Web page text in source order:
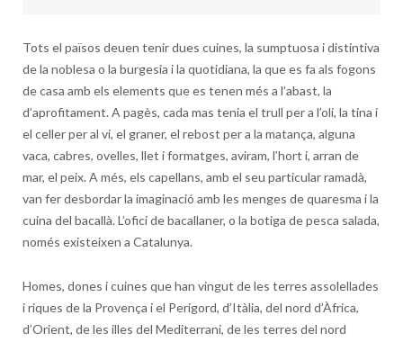
Tots el països deuen tenir dues cuines, la sumptuosa i distintiva
de la noblesa o la burgesia i la quotidiana, la que es fa als fogons
de casa amb els elements que es tenen més a l’abast, la
d’aprofitament. A pagès, cada mas tenia el trull per a l’oli, la tina i
el celler per al vi, el graner, el rebost per a la matança, alguna
vaca, cabres, ovelles, llet i formatges, aviram, l’hort i, arran de
mar, el peix. A més, els capellans, amb el seu particular ramadà,
van fer desbordar la imaginació amb les menges de quaresma i la
cuina del bacallà. L’ofici de bacallaner, o la botiga de pesca salada,
només existeixen a Catalunya.
Homes, dones i cuines que han vingut de les terres assolellades
i riques de la Provença i el Perigord, d’Itàlia, del nord d’Àfrica,
d’Orient, de les illes del Mediterrani, de les terres del nord